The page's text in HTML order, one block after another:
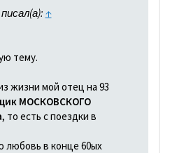
↑
тему.
жизни мой отец на 93
МОСКОВСКОГО
, то есть с поездки в
любовь в конце 60ых